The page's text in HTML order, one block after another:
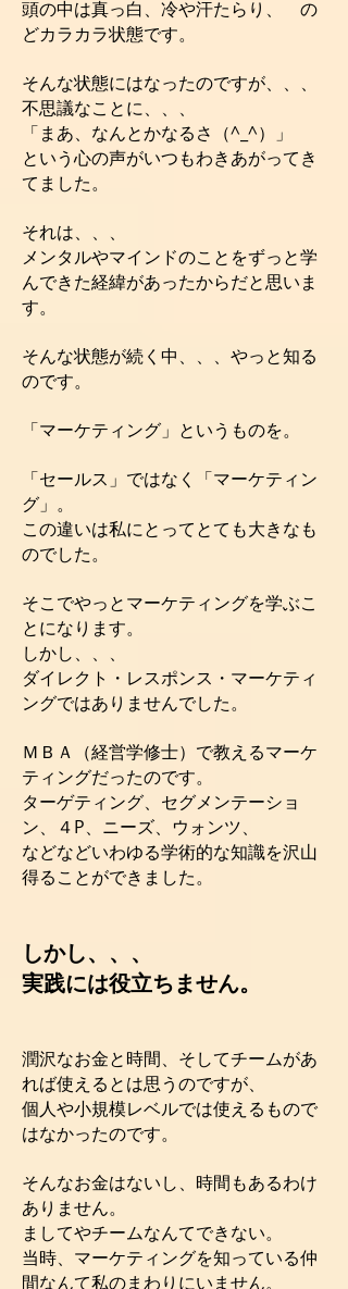
頭の中は真っ白、冷や汗たらり、 の
どカラカラ状態です。
そんな状態にはなったのですが、、、
不思議なことに、、、
「まあ、なんとかなるさ（^_^）」
という心の声がいつもわきあがってき
てました。
それは、、、
メンタルやマインドのことをずっと学
んできた経緯があったからだと思いま
す。
そんな状態が続く中、、、やっと知る
のです。
「マーケティング」というものを。
「セールス」ではなく「マーケティン
グ」。
この違いは私にとってとても大きなも
のでした。
そこでやっとマーケティングを学ぶこ
とになります。
しかし、、、
ダイレクト・レスポンス・マーケティ
ングではありませんでした。
ＭＢＡ（経営学修士）で教えるマーケ
ティングだったのです。
ターゲティング、セグメンテーショ
ン、４P、ニーズ、ウォンツ、
などなどいわゆる学術的な知識を沢山
得ることができました。
しかし、、、
実践には役立ちません。
潤沢なお金と時間、そしてチームがあ
れば使えるとは思うのですが、
個人や小規模レベルでは使えるもので
はなかったのです。
そんなお金はないし、時間もあるわけ
ありません。
ましてやチームなんてできない。
当時、マーケティングを知っている仲
間なんて私のまわりにいません。